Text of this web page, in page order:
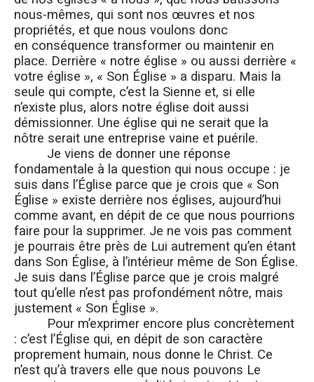
nous-mêmes, qui sont nos œuvres et nos
propriétés, et que nous voulons donc
en conséquence transformer ou maintenir en
place. Derrière « notre église » ou aussi derrière «
votre église », « Son Église » a disparu. Mais la
seule qui compte, c’est la Sienne et, si elle
n’existe plus, alors notre église doit aussi
démissionner. Une église qui ne serait que la
nôtre serait une entreprise vaine et puérile.
Je viens de donner une réponse
fondamentale à la question qui nous occupe : je
suis dans l’Église parce que je crois que « Son
Église » existe derrière nos églises, aujourd’hui
comme avant, en dépit de ce que nous pourrions
faire pour la supprimer. Je ne vois pas comment
je pourrais être près de Lui autrement qu’en étant
dans Son Église, à l’intérieur même de Son Église.
Je suis dans l’Église parce que je crois malgré
tout qu’elle n’est pas profondément nôtre, mais
justement « Son Église ».
Pour m’exprimer encore plus concrètement
: c’est l’Église qui, en dépit de son caractère
proprement humain, nous donne le Christ. Ce
n’est qu’à travers elle que nous pouvons Le